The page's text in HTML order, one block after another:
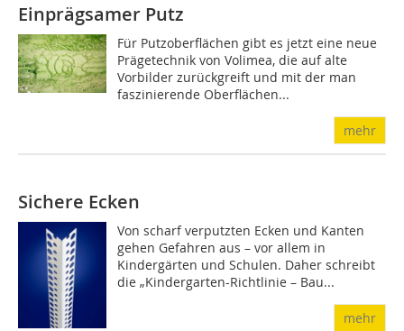
Einprägsamer Putz
Für Putzoberflächen gibt es jetzt eine neue
Prägetechnik von Volimea, die auf alte
Vorbilder zurückgreift und mit der man
faszinierende Oberflächen...
mehr
Sichere Ecken
Von scharf verputzten Ecken und Kanten
gehen Gefahren aus – vor allem in
Kindergärten und Schulen. Daher schreibt
die „Kindergarten-Richtlinie – Bau...
mehr